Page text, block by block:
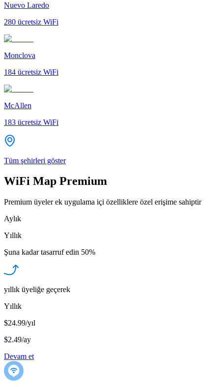
Nuevo Laredo
280 ücretsiz WiFi
Monclova
184 ücretsiz WiFi
McAllen
183 ücretsiz WiFi
Tüm şehirleri göster
WiFi Map Premium
Premium üyeler ek uygulama içi özelliklere özel erişime sahiptir
Aylık
Yıllık
Şuna kadar tasarruf edin 50%
yıllık üyeliğe geçerek
Yıllık
$24.99/yıl
$2.49/ay
Devam et